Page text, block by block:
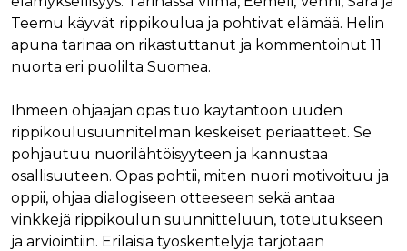
Teemu käyvät rippikoulua ja pohtivat elämää. Helin
apuna tarinaa on rikastuttanut ja kommentoinut 11
nuorta eri puolilta Suomea.
Ihmeen ohjaajan opas tuo käytäntöön uuden
rippikoulusuunnitelman keskeiset periaatteet. Se
pohjautuu nuorilähtöisyyteen ja kannustaa
osallisuuteen. Opas pohtii, miten nuori motivoituu ja
oppii, ohjaa dialogiseen otteeseen sekä antaa
vinkkejä rippikoulun suunnitteluun, toteutukseen
ja arviointiin. Erilaisia työskentelyjä tarjotaan